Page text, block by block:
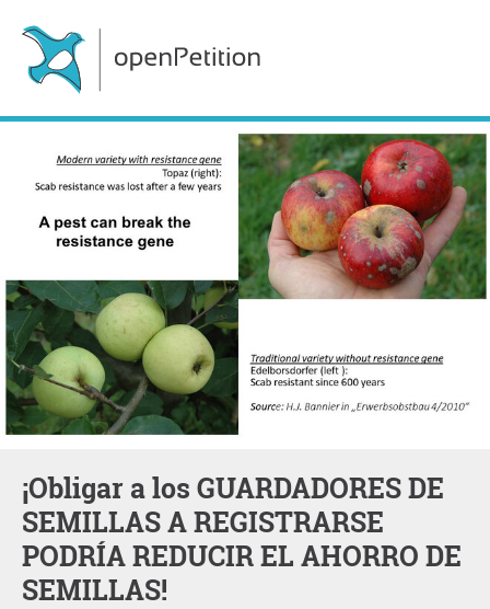
¡Obligar a los GUARDADORES DE
SEMILLAS A REGISTRARSE
PODRÍA REDUCIR EL AHORRO DE
SEMILLAS!